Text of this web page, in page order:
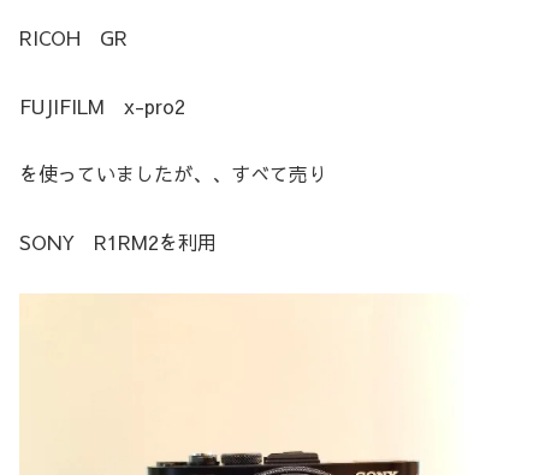
RICOH GR
FUJIFILM x-pro2
を使っていましたが、、すべて売り
SONY R1RM2を利用